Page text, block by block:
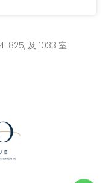
825, 及 1033 室